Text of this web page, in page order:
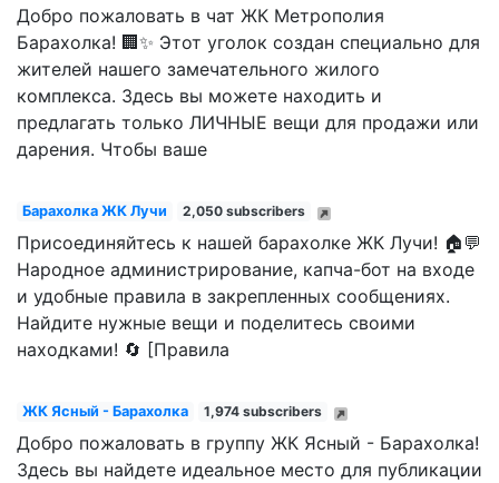
Добро пожаловать в чат ЖК Метрополия
Барахолка! 🏢✨ Этот уголок создан специально для
жителей нашего замечательного жилого
комплекса. Здесь вы можете находить и
предлагать только ЛИЧНЫЕ вещи для продажи или
дарения. Чтобы ваше
Барахолка ЖК Лучи 2,050 subscribers
Присоединяйтесь к нашей барахолке ЖК Лучи! 🏠💬
Народное администрирование, капча-бот на входе
и удобные правила в закрепленных сообщениях.
Найдите нужные вещи и поделитесь своими
находками! 🔄 [Правила
ЖК Ясный - Барахолка 1,974 subscribers
Добро пожаловать в группу ЖК Ясный - Барахолка!
Здесь вы найдете идеальное место для публикации